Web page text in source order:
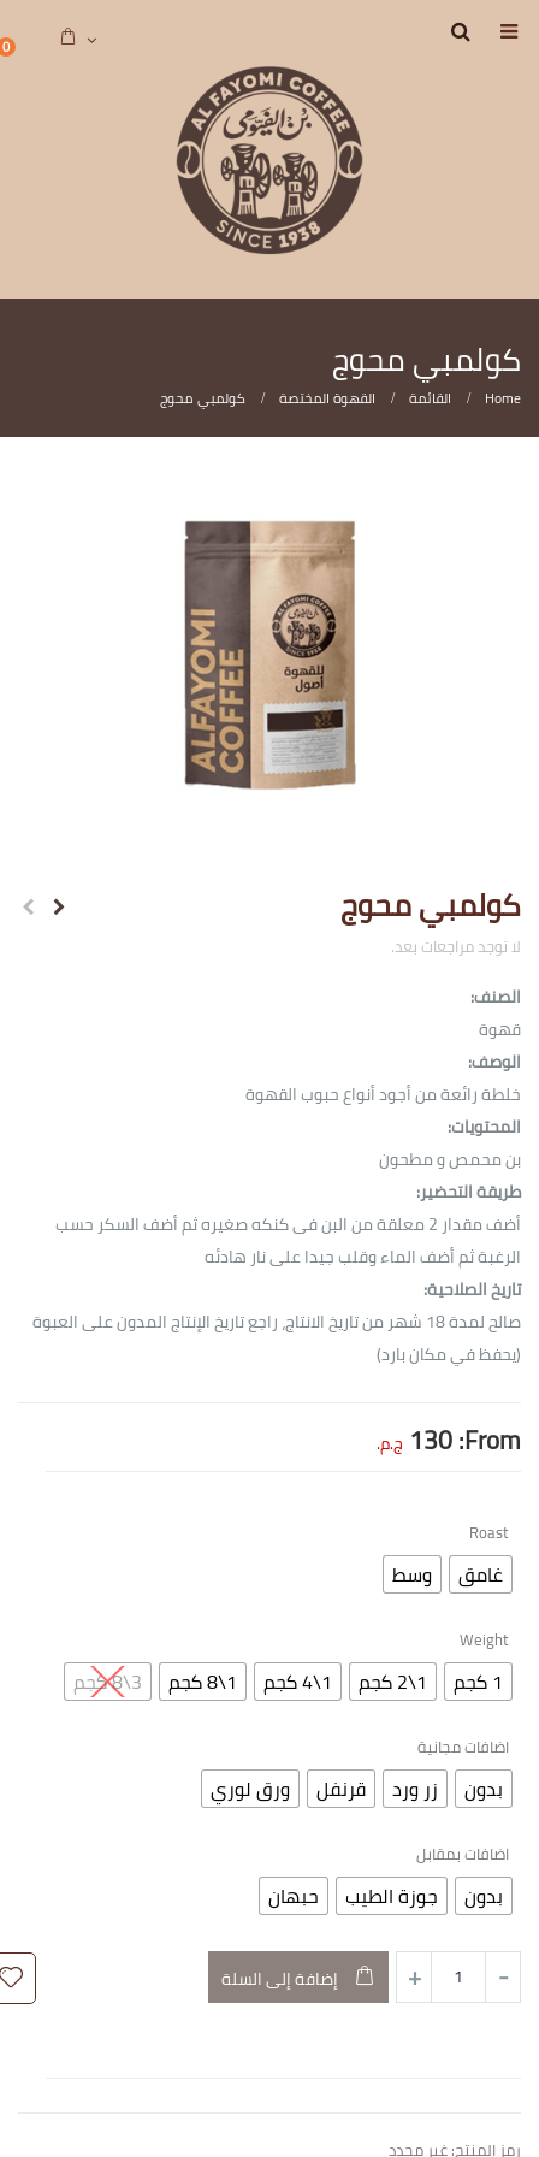
0
كولمبي محوج
Home القائمة القهوة المختصة كولمبي محوج
كولمبي محوج
لا توجد مراجعات بعد.
الصنف:
قهوة
الوصف:
خلطة رائعة من أجود أنواع حبوب القهوة
المحتويات:
بن محمص و مطحون
طريقة التحضير:
أضف مقدار 2 معلقة من البن فى كنكه صغيره ثم أضف السكر حسب
الرغبة ثم أضف الماء وقلب جيدا على نار هادئه
تاريخ الصلاحية:
صالح لمدة 18 شهر من تاريخ الانتاج، راجع تاريخ الإنتاج المدون على العبوة
(يحفظ في مكان بارد)
From:
130 ج.م.
Roast
غامق وسط
Weight
1 كجم 1\2 كجم 1\4 كجم 1\8 كجم 3\8 كجم
اضافات مجانية
بدون زر ورد قرنفل ورق لوري
اضافات بمقابل
بدون جوزة الطيب حبهان
إضافة إلى السلة
رمز المنتج:غير محدد